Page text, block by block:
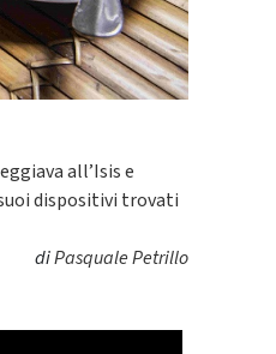
all’Isis e
dispositivi trovati
diPasquale Petrillo